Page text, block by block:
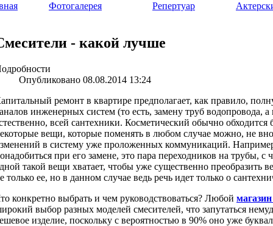
Фотогалерея Репертуар
- какой лучше
Опубликовано 08.08.2014 13:24
ремонт в квартире предполагает, как правило,
инженерных систем (то есть, замену труб водопровода,
всей сантехники. Косметический обычно
вещи, которые поменять в любом случае можно, не
в систему уже проложенных коммуникаций.
при его замене, это пара переходников на трубы, с
такой вещи хватает, чтобы уже существенно преобразить
только ее, но в данном случае ведь речь идет только о
конкретно выбрать и чем руководствоваться? Любой
выбор разных моделей смесителей, что запутаться
изделие, поскольку с вероятностью в 90% оно уже